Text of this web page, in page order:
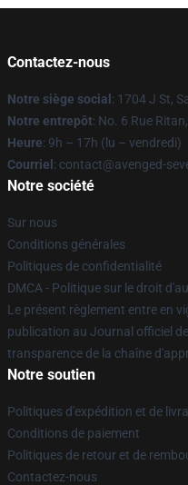
Contactez-nous
Notre siège social : 1704 J St,
Notre entrepôt: No. 6 Rue
Heure: 9h – 17h (lu – vendredi)
Courriel : contact@avenged-
Notre société
Sur nous
Conditions générales
Politiques de confidentialité
DMCA - Politique sur le droit
Le présent règlement entre en
publication au Journal officiel
transparence de la chaîne
Notre soutien
Politiques d'expédition et de
Conditions de paiement
Politiques de retour et de
Contactez-nous